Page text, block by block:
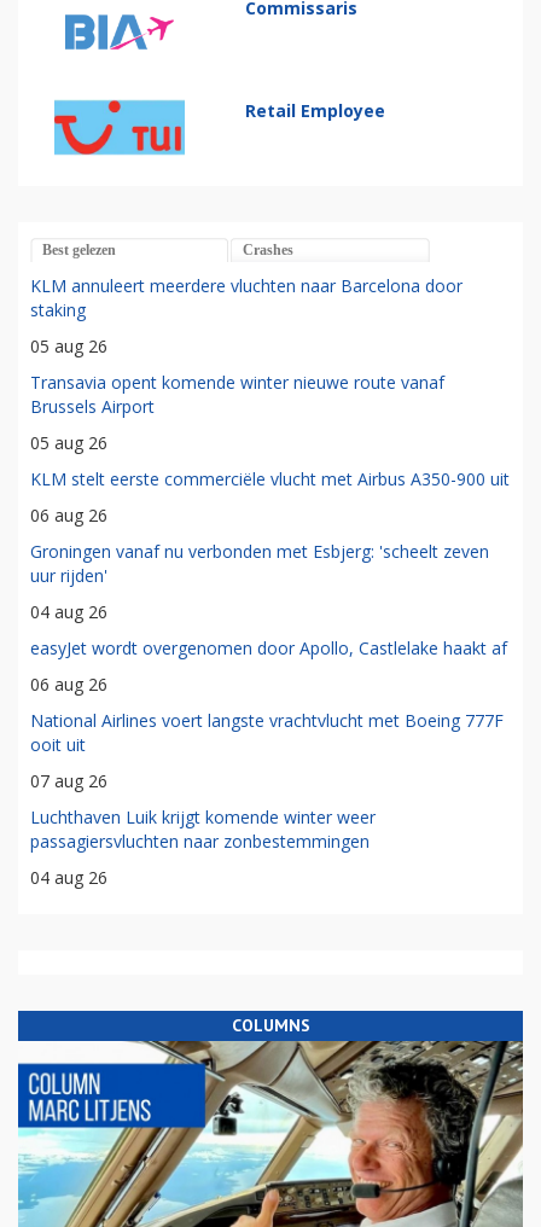
Commissaris
Retail Employee
Best gelezen Crashes
KLM annuleert meerdere vluchten naar Barcelona door
staking
05 aug 26
Transavia opent komende winter nieuwe route vanaf
Brussels Airport
05 aug 26
KLM stelt eerste commerciële vlucht met Airbus A350-900 uit
06 aug 26
Groningen vanaf nu verbonden met Esbjerg: 'scheelt zeven
uur rijden'
04 aug 26
easyJet wordt overgenomen door Apollo, Castlelake haakt af
06 aug 26
National Airlines voert langste vrachtvlucht met Boeing 777F
ooit uit
07 aug 26
Luchthaven Luik krijgt komende winter weer
passagiersvluchten naar zonbestemmingen
04 aug 26
COLUMNS